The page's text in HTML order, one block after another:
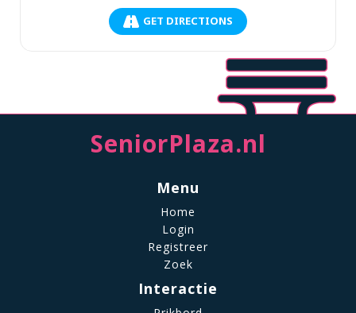
GET DIRECTIONS
SeniorPlaza.nl
Menu
Home
Login
Registreer
Zoek
Interactie